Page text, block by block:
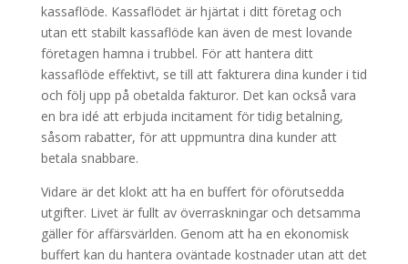
kassaflöde. Kassaflödet är hjärtat i ditt företag och
utan ett stabilt kassaflöde kan även de mest lovande
företagen hamna i trubbel. För att hantera ditt
kassaflöde effektivt, se till att fakturera dina kunder i tid
och följ upp på obetalda fakturor. Det kan också vara
en bra idé att erbjuda incitament för tidig betalning,
såsom rabatter, för att uppmuntra dina kunder att
betala snabbare.
Vidare är det klokt att ha en buffert för oförutsedda
utgifter. Livet är fullt av överraskningar och detsamma
gäller för affärsvärlden. Genom att ha en ekonomisk
buffert kan du hantera oväntade kostnader utan att det